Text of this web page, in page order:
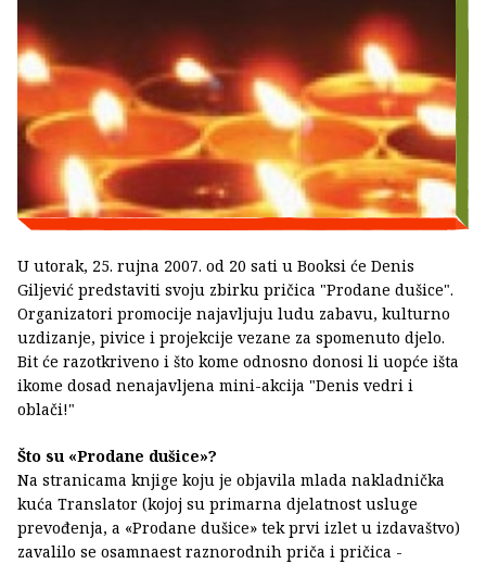
U utorak, 25. rujna 2007. od 20 sati u Booksi će Denis
Giljević predstaviti svoju zbirku pričica "Prodane dušice".
Organizatori promocije najavljuju ludu zabavu, kulturno
uzdizanje, pivice i projekcije vezane za spomenuto djelo.
Bit će razotkriveno i što kome odnosno donosi li uopće išta
ikome dosad nenajavljena mini-akcija "Denis vedri i
oblači!"
Što su «Prodane dušice»?
Na stranicama knjige koju je objavila mlada nakladnička
kuća Translator (kojoj su primarna djelatnost usluge
prevođenja, a «Prodane dušice» tek prvi izlet u izdavaštvo)
zavalilo se osamnaest raznorodnih priča i pričica -